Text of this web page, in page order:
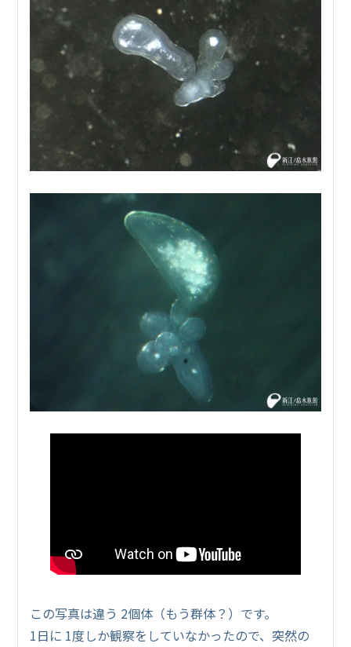
この写真は違う 2個体（もう群体？）です。
1日に 1度しか観察をしていなかったので、突然の